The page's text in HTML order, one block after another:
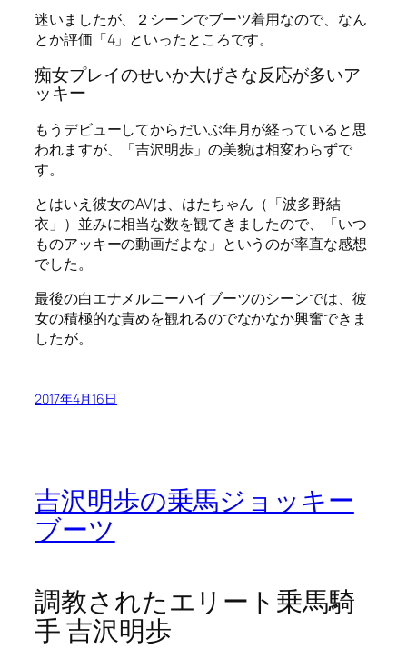
迷いましたが、２シーンでブーツ着用なので、なん
とか評価「4」といったところです。
痴女プレイのせいか大げさな反応が多いア
ッキー
もうデビューしてからだいぶ年月が経っていると思
われますが、「吉沢明歩」の美貌は相変わらずで
す。
とはいえ彼女のAVは、はたちゃん（「波多野結
衣」）並みに相当な数を観てきましたので、「いつ
ものアッキーの動画だよな」というのが率直な感想
でした。
最後の白エナメルニーハイブーツのシーンでは、彼
女の積極的な責めを観れるのでなかなか興奮できま
したが。
2017年4月16日
吉沢明歩の乗馬ジョッキー
ブーツ
調教されたエリート乗馬騎
手 吉沢明歩